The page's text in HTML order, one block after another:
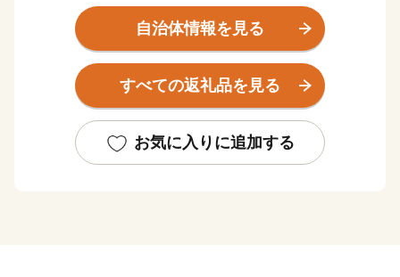
自治体情報を見る
すべての返礼品を見る
お気に入りに追加する